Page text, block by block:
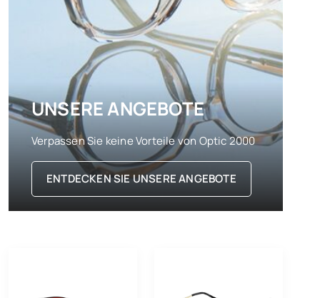
UNSERE ANGEBOTE
Verpassen Sie keine Vorteile von Optic 2000
ENTDECKEN SIE UNSERE ANGEBOTE